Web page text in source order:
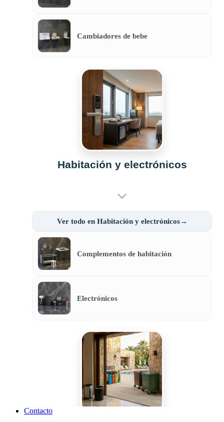
Cambiadores de bebe
Habitación y electrónicos
Ver todo en Habitación y electrónicos→
Complementos de habitación
Electrónicos
Contacto